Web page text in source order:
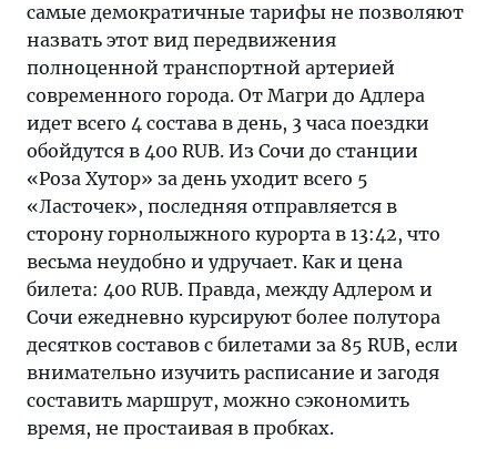
самые демократичные тарифы не позволяют
назвать этот вид передвижения
полноценной транспортной артерией
современного города. От Магри до Адлера
идет всего 4 состава в день, 3 часа поездки
обойдутся в 400 RUB. Из Сочи до станции
«Роза Хутор» за день уходит всего 5
«Ласточек», последняя отправляется в
сторону горнолыжного курорта в 13:42, что
весьма неудобно и удручает. Как и цена
билета: 400 RUB. Правда, между Адлером и
Сочи ежедневно курсируют более полутора
десятков составов с билетами за 85 RUB, если
внимательно изучить расписание и загодя
составить маршрут, можно сэкономить
время, не простаивая в пробках.